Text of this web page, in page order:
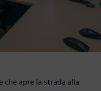
che apre la strada alla